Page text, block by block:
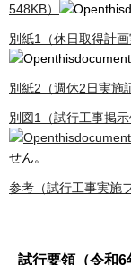
548KB）
別紙1（休日取得計
別紙2（週休2日実施
別図1（試行工事掲示
せん。
参考（試行工事実施
試行要領（令和